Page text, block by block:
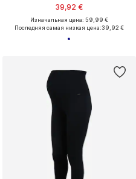
39,92 €
Изначальная цена: 59,99 €
Последняя самая низкая цена:39,92 €